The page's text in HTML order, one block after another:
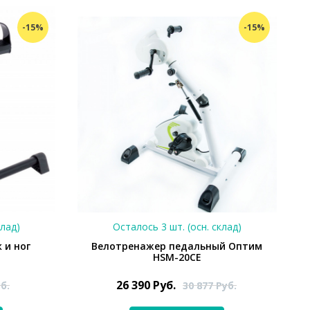
-15%
и ног
-15%
Осталось 3 шт. (осн. склад)
Велотренажер педальный Оптим
HSM-20CE
26 390 Руб. 30 877Руб.